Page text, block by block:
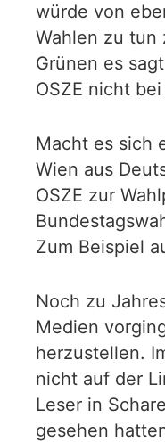
würde von
Wahlen zu
Grünen es
OSZE nicht
Macht es sich
Wien aus
OSZE zur
Zum Beispiel
Noch zu
Medien
herzustellen.
nicht auf der
Leser in
gesehen